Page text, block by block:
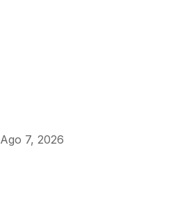
Ago 7, 2026